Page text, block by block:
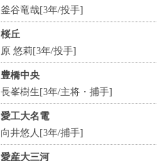
釜谷竜哉[3年/投手]
桜丘
原 悠莉[3年/投手]
豊橋中央
長峯樹生[3年/主将・捕手]
愛工大名電
向井悠人[3年/捕手]
愛産大三河